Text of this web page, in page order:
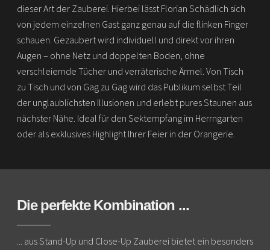
dieser Art der Zauberei. Hierbei lässt Florian Schädlich sich
von jedem einzelnen Gast ganz genau auf die flinken Finger
schauen. Gezaubert wird individuell und direkt vor ihren
Augen – ohne Netz und doppelten Boden, ohne
verschleiernde Tücher und verräterische Ärmel. Von Tisch
zu Tisch und von Gag zu Gag wird das Publikum selbst Teil
der unglaublichsten Illusionen und erlebt pures Staunen aus
nächster Nähe. Ideal für den Sektempfang im Herrngarten
oder als exklusives Highlight Ihrer Feier in der Orangerie.
Die perfekte Kombination ...
... aus Stand-Up und Close-Up Zauberei bietet ein besonders